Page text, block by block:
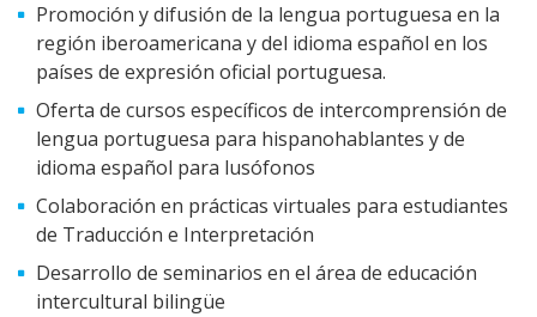
Promoción y difusión de la lengua portuguesa en la
región iberoamericana y del idioma español en los
países de expresión oficial portuguesa.
Oferta de cursos específicos de intercomprensión de
lengua portuguesa para hispanohablantes y de
idioma español para lusófonos
Colaboración en prácticas virtuales para estudiantes
de Traducción e Interpretación
Desarrollo de seminarios en el área de educación
intercultural bilingüe